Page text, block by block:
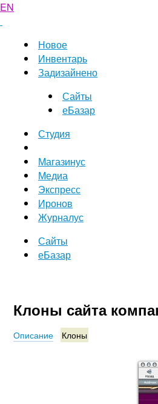
EN
Новое
Инвентарь
Задизайнено
Сайты
еБазар
Студия
Магазинус
Медиа
Экспресс
Иронов
Журналус
Сайты
еБазар
Клоны сайта
Описание Клоны